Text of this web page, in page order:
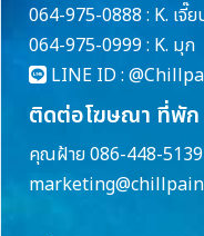
064-975-0888 : K. เจี๊ย
064-975-0999 : K. มุก
LINE ID :
ติดต่อโฆษณา ที่พัก
คุณฝ้าย 086-448-5139